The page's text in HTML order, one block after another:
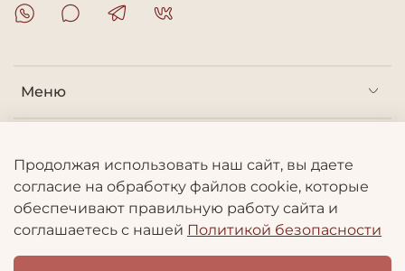
Меню
Информация
Продолжая использовать наш сайт, вы даете
согласие на обработку файлов cookie, которые
обеспечивают правильную работу сайта и
соглашаетесь с нашей Политикой безопасности